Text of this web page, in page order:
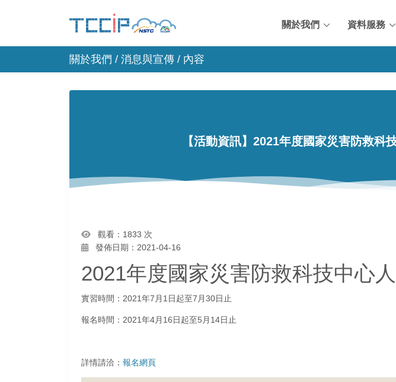
關於我們 資料服務
關於我們 / 消息與宣傳 / 內容
【活動資訊】2021年度國家災害防救
觀看：1833 次
發佈日期：2021-04-16
2021年度國家災害防救科技中心
實習時間：2021年7月1日起至7月30日止
報名時間：2021年4月16日起至5月14日止
詳情請洽： 報名網頁